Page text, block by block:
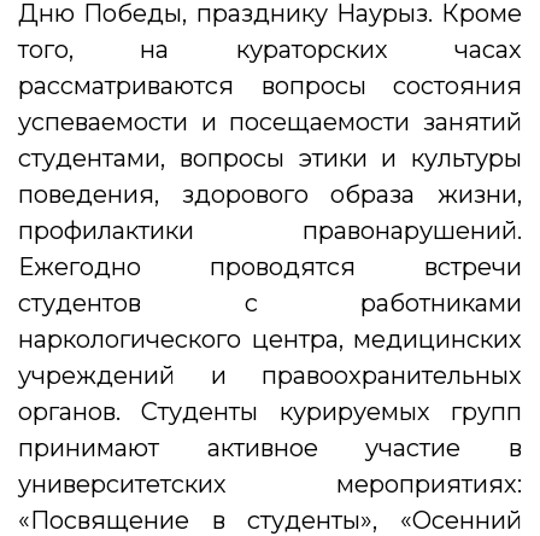
Дню Победы, празднику Наурыз. Кроме
того, на кураторских часах
рассматриваются вопросы состояния
успеваемости и посещаемости занятий
студентами, вопросы этики и культуры
поведения, здорового образа жизни,
профилактики правонарушений.
Ежегодно проводятся встречи
студентов с работниками
наркологического центра, медицинских
учреждений и правоохранительных
органов. Студенты курируемых групп
принимают активное участие в
университетских мероприятиях:
«Посвящение в студенты», «Осенний